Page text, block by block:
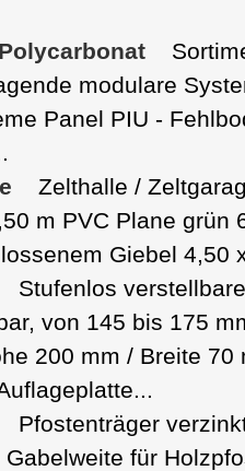
modulare
Panel PIU -
Zelthalle /
m PVC Plane grün
Giebel 4,50
Stufenlos
von 145 bis 175
200 mm / Breite 70
Pfostenträger
für